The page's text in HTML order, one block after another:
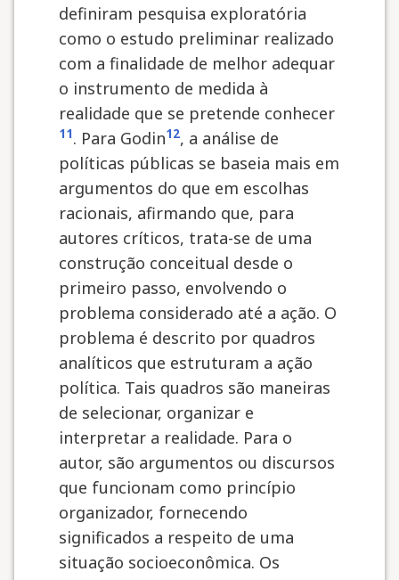
definiram pesquisa exploratória
como o estudo preliminar realizado
com a finalidade de melhor adequar
o instrumento de medida à
realidade que se pretende conhecer
11. Para Godin12, a análise de
políticas públicas se baseia mais em
argumentos do que em escolhas
racionais, afirmando que, para
autores críticos, trata-se de uma
construção conceitual desde o
primeiro passo, envolvendo o
problema considerado até a ação. O
problema é descrito por quadros
analíticos que estruturam a ação
política. Tais quadros são maneiras
de selecionar, organizar e
interpretar a realidade. Para o
autor, são argumentos ou discursos
que funcionam como princípio
organizador, fornecendo
significados a respeito de uma
situação socioeconômica. Os